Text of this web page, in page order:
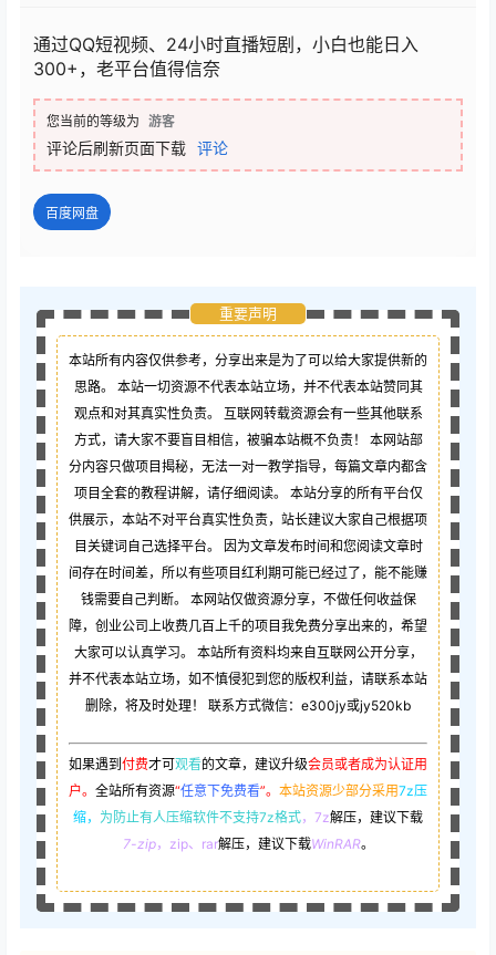
通过QQ短视频、24小时直播短剧，小白也能日入
300+，老平台值得信奈
您当前的等级为 游客
评论后刷新页面下载 评论
百度网盘
重要声明
本站所有内容仅供参考，分享出来是为了可以给大家提供新的
思路。 本站一切资源不代表本站立场，并不代表本站赞同其
观点和对其真实性负责。 互联网转载资源会有一些其他联系
方式，请大家不要盲目相信，被骗本站概不负责！ 本网站部
分内容只做项目揭秘，无法一对一教学指导，每篇文章内都含
项目全套的教程讲解，请仔细阅读。 本站分享的所有平台仅
供展示，本站不对平台真实性负责，站长建议大家自己根据项
目关键词自己选择平台。 因为文章发布时间和您阅读文章时
间存在时间差，所以有些项目红利期可能已经过了，能不能赚
钱需要自己判断。 本网站仅做资源分享，不做任何收益保
障，创业公司上收费几百上千的项目我免费分享出来的，希望
大家可以认真学习。 本站所有资料均来自互联网公开分享，
并不代表本站立场，如不慎侵犯到您的版权利益，请联系本站
删除，将及时处理！ 联系方式微信：e300jy或jy520kb
如果遇到 付费才可观看的文章，建议升级会员或者成为认证用
户。 全站所有资源“任意下免费看”。 本站资源少部分采用7z压
缩， 为防止有人压缩软件不支持7z格式，7z解压，建议下载
7-zip，zip、rar解压，建议下载WinRAR。